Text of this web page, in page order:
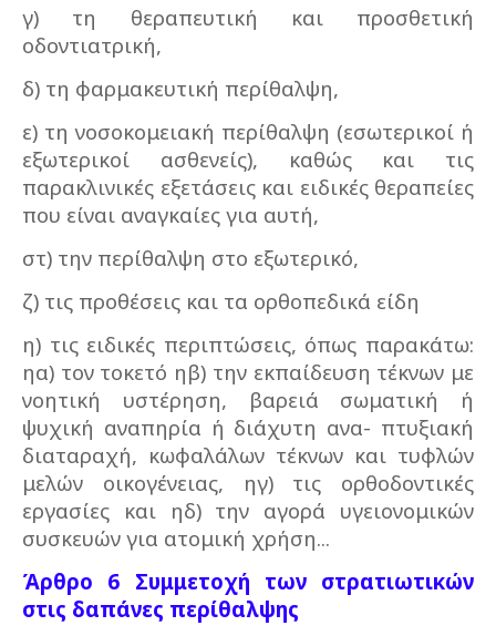
γ) τη θεραπευτική και προσθετική
οδοντιατρική,
δ) τη φαρμακευτική περίθαλψη,
ε) τη νοσοκομειακή περίθαλψη (εσωτερικοί ή
εξωτερικοί ασθενείς), καθώς και τις
παρακλινικές εξετάσεις και ειδικές θεραπείες
που είναι αναγκαίες για αυτή,
στ) την περίθαλψη στο εξωτερικό,
ζ) τις προθέσεις και τα ορθοπεδικά είδη
η) τις ειδικές περιπτώσεις, όπως παρακάτω:
ηα) τον τοκετό ηβ) την εκπαίδευση τέκνων με
νοητική υστέρηση, βαρειά σωματική ή
ψυχική αναπηρία ή διάχυτη ανα- πτυξιακή
διαταραχή, κωφαλάλων τέκνων και τυφλών
μελών οικογένειας, ηγ) τις ορθοδοντικές
εργασίες και ηδ) την αγορά υγειονομικών
συσκευών για ατομική χρήση...
Άρθρο 6 Συμμετοχή των στρατιωτικών
στις δαπάνες περίθαλψης